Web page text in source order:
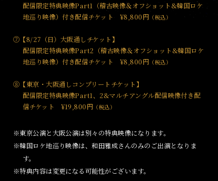
配信限定特典映像Part1（稽古映像＆オフショット&韓国ロケ
地巡り映像）付き配信チケット ¥8,800円 （税込）
⑦【8/27（日）大阪通しチケット】
配信限定特典映像Part2（稽古映像＆オフショット&韓国ロケ
地巡り映像）付き配信チケット ¥8,800円 （税込）
⑧【東京・大阪通しコンプリートチケット】
配信限定特典映像Part1、2&マルチアングル配信映像付き配
信チケット ¥19,800円 （税込）
※東京公演と大阪公演は別々の特典映像になります。
※韓国ロケ地巡り映像は、和田雅成さんのみのご出演となりま
す。
※特典内容は変更になる可能性がございます。